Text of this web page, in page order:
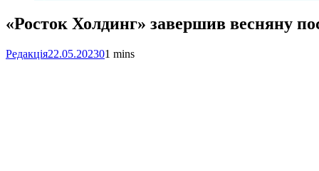
«Росток Холдинг» завершив весняну
Редакція22.05.202301 mins